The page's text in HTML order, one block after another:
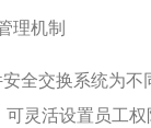
理机制
全交换系统为
灵活设置员工